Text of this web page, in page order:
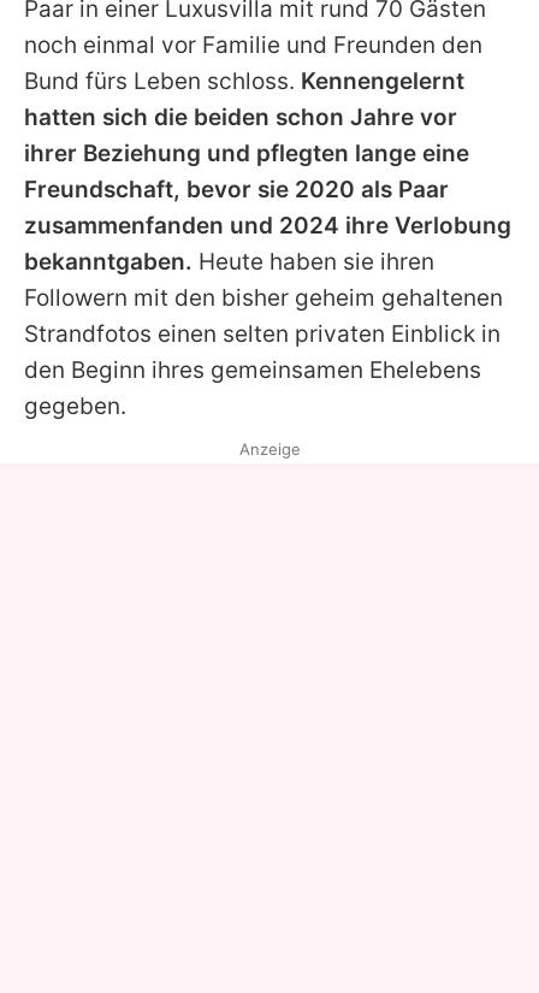
Paar in einer Luxusvilla mit rund 70 Gästen
noch einmal vor Familie und Freunden den
Bund fürs Leben schloss. Kennengelernt
hatten sich die beiden schon Jahre vor
ihrer Beziehung und pflegten lange eine
Freundschaft, bevor sie 2020 als Paar
zusammenfanden und 2024 ihre Verlobung
bekanntgaben. Heute haben sie ihren
Followern mit den bisher geheim gehaltenen
Strandfotos einen selten privaten Einblick in
den Beginn ihres gemeinsamen Ehelebens
gegeben.
Anzeige